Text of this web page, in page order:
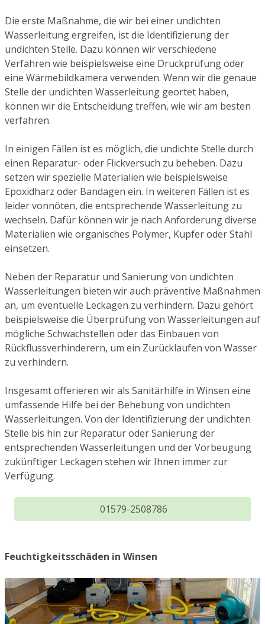
Die erste Maßnahme, die wir bei einer undichten
Wasserleitung ergreifen, ist die Identifizierung der
undichten Stelle. Dazu können wir verschiedene
Verfahren wie beispielsweise eine Druckprüfung oder
eine Wärmebildkamera verwenden. Wenn wir die genaue
Stelle der undichten Wasserleitung geortet haben,
können wir die Entscheidung treffen, wie wir am besten
verfahren.
In einigen Fällen ist es möglich, die undichte Stelle durch
einen Reparatur- oder Flickversuch zu beheben. Dazu
setzen wir spezielle Materialien wie beispielsweise
Epoxidharz oder Bandagen ein. In weiteren Fällen ist es
leider vonnöten, die entsprechende Wasserleitung zu
wechseln. Dafür können wir je nach Anforderung diverse
Materialien wie organisches Polymer, Kupfer oder Stahl
einsetzen.
Neben der Reparatur und Sanierung von undichten
Wasserleitungen bieten wir auch präventive Maßnahmen
an, um eventuelle Leckagen zu verhindern. Dazu gehört
beispielsweise die Überprüfung von Wasserleitungen auf
mögliche Schwachstellen oder das Einbauen von
Rückflussverhinderern, um ein Zurücklaufen von Wasser
zu verhindern.
Insgesamt offerieren wir als Sanitärhilfe in Winsen eine
umfassende Hilfe bei der Behebung von undichten
Wasserleitungen. Von der Identifizierung der undichten
Stelle bis hin zur Reparatur oder Sanierung der
entsprechenden Wasserleitungen und der Vorbeugung
zukünftiger Leckagen stehen wir Ihnen immer zur
Verfügung.
01579-2508786
Feuchtigkeitsschäden in Winsen